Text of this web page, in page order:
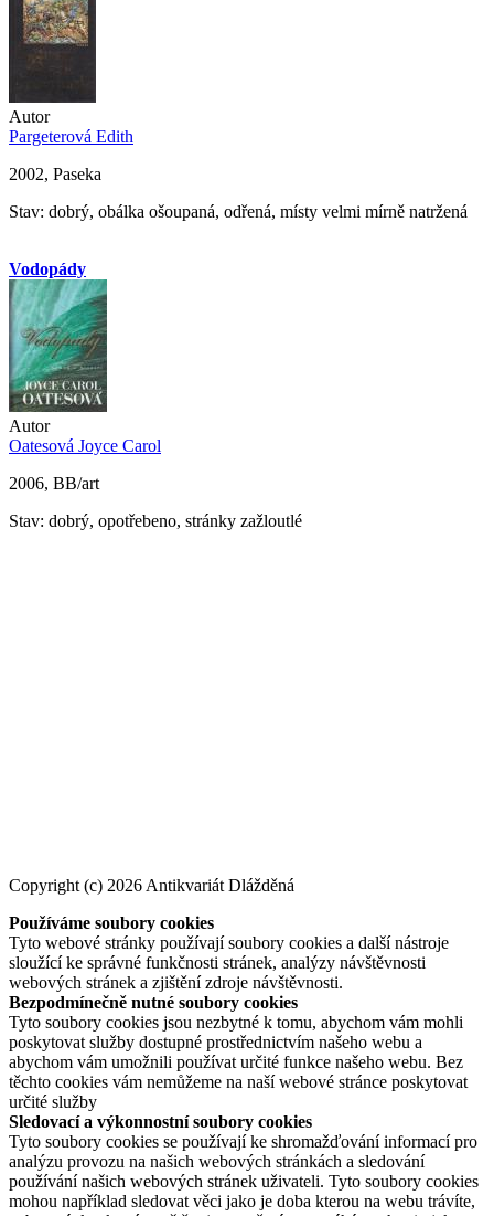
Autor
Pargeterová Edith
2002, Paseka
Stav: dobrý, obálka ošoupaná, odřená, místy velmi mírně natržená
Vodopády
Autor
Oatesová Joyce Carol
2006, BB/art
Stav: dobrý, opotřebeno, stránky zažloutlé
Copyright (c) 2026 Antikvariát Dlážděná
Používáme soubory cookies
Tyto webové stránky používají soubory cookies a další nástroje
sloužící ke správné funkčnosti stránek, analýzy návštěvnosti
webových stránek a zjištění zdroje návštěvnosti.
Bezpodmínečně nutné soubory cookies
Tyto soubory cookies jsou nezbytné k tomu, abychom vám mohli
poskytovat služby dostupné prostřednictvím našeho webu a
abychom vám umožnili používat určité funkce našeho webu. Bez
těchto cookies vám nemůžeme na naší webové stránce poskytovat
určité služby
Sledovací a výkonnostní soubory cookies
Tyto soubory cookies se používají ke shromažďování informací pro
analýzu provozu na našich webových stránkách a sledování
používání našich webových stránek uživateli. Tyto soubory cookies
mohou například sledovat věci jako je doba kterou na webu trávíte,